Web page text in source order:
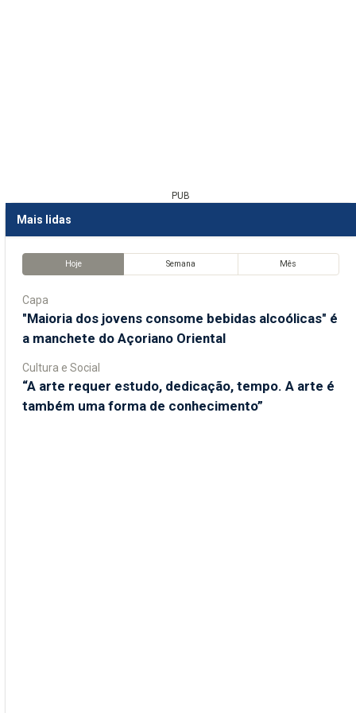
PUB
Mais lidas
Hoje Semana Mês
Capa
"Maioria dos jovens consome bebidas alcoólicas" é
a manchete do Açoriano Oriental
Cultura e Social
“A arte requer estudo, dedicação, tempo. A arte é
também uma forma de conhecimento”